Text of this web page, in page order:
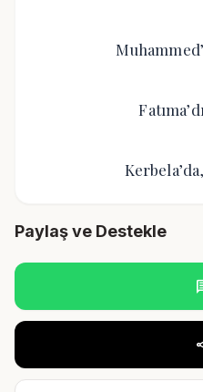
Paylaş ve Destekle